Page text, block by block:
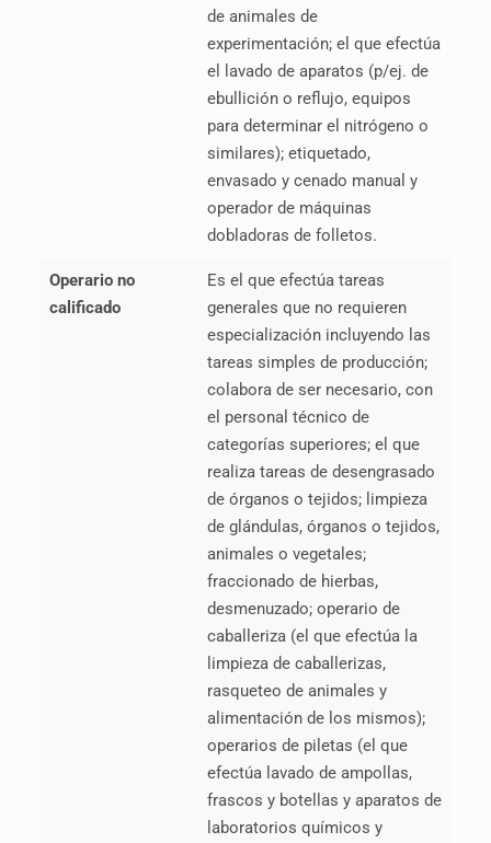
de animales de
experimentación; el que efectúa
el lavado de aparatos (p/ej. de
ebullición o reflujo, equipos
para determinar el nitrógeno o
similares); etiquetado,
envasado y cenado manual y
operador de máquinas
dobladoras de folletos.
Operario no
calificado
Es el que efectúa tareas
generales que no requieren
especialización incluyendo las
tareas simples de producción;
colabora de ser necesario, con
el personal técnico de
categorías superiores; el que
realiza tareas de desengrasado
de órganos o tejidos; limpieza
de glándulas, órganos o tejidos,
animales o vegetales;
fraccionado de hierbas,
desmenuzado; operario de
caballeriza (el que efectúa la
limpieza de caballerizas,
rasqueteo de animales y
alimentación de los mismos);
operarios de piletas (el que
efectúa lavado de ampollas,
frascos y botellas y aparatos de
laboratorios químicos y